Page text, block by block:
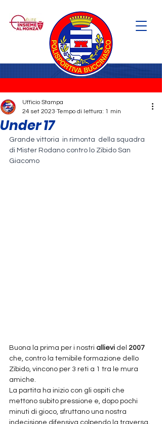
Under 17
Ufficio Stampa
24 set 2023 Tempo di lettura: 1 min
Grande vittoria  in rimonta  della squadra
di Mister Rodano contro lo Zibido San
Giacomo
Buona la prima per i nostri allievi del 2007
che, contro la temibile formazione dello
Zibido, vincono per 3 reti a 1 tra le mura
amiche.
La partita ha inizio con gli ospiti che
mettono subito pressione e, dopo pochi
minuti di gioco, sfruttano una nostra
indecisione difensiva colpendo la traversa.